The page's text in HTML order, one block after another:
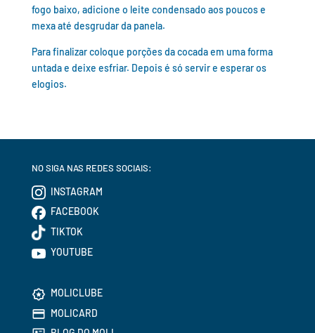
fogo baixo, adicione o leite condensado aos poucos e
mexa até desgrudar da panela.
Para finalizar coloque porções da cocada em uma forma
untada e deixe esfriar. Depois é só servir e esperar os
elogios.
NO SIGA NAS REDES SOCIAIS:
INSTAGRAM
FACEBOOK
TIKTOK
YOUTUBE
MOLICLUBE
MOLICARD